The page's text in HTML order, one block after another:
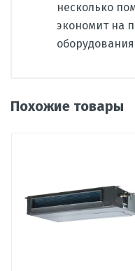
несколько
экономит на
Страна
внутреннего
блока
Пожалуйста,
Похожие товары